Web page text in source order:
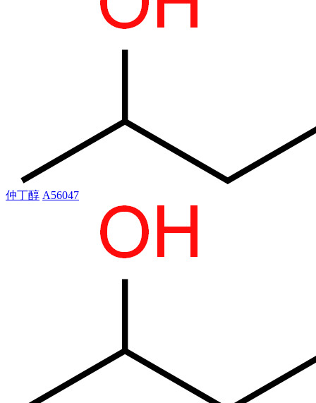
仲丁醇 A56047